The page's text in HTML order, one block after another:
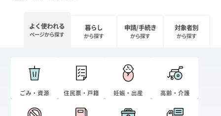
よく使われる
ページから探す
暮らし
から探す
申請/手続き
から探す
対象者別
から探す
ごみ・資源 住民票・戸籍 妊娠・出産 高齢・介護